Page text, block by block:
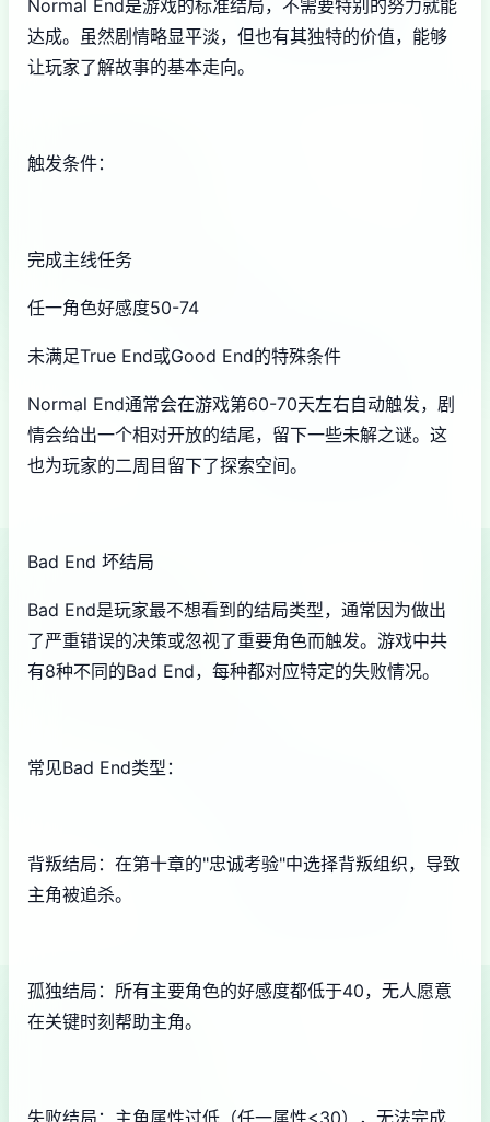
Normal End是游戏的标准结局，不需要特别的努力就能
达成。虽然剧情略显平淡，但也有其独特的价值，能够
让玩家了解故事的基本走向。
触发条件：
完成主线任务
任一角色好感度50-74
未满足True End或Good End的特殊条件
Normal End通常会在游戏第60-70天左右自动触发，剧
情会给出一个相对开放的结尾，留下一些未解之谜。这
也为玩家的二周目留下了探索空间。
Bad End 坏结局
Bad End是玩家最不想看到的结局类型，通常因为做出
了严重错误的决策或忽视了重要角色而触发。游戏中共
有8种不同的Bad End，每种都对应特定的失败情况。
常见Bad End类型：
背叛结局：在第十章的"忠诚考验"中选择背叛组织，导致
主角被追杀。
孤独结局：所有主要角色的好感度都低于40，无人愿意
在关键时刻帮助主角。
失败结局：主角属性过低（任一属性<30），无法完成